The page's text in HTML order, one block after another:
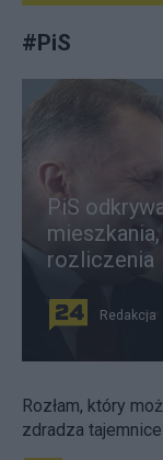
#PiS
PiS
rozliczenia
Redakcja
Rozłam, który
zdradza